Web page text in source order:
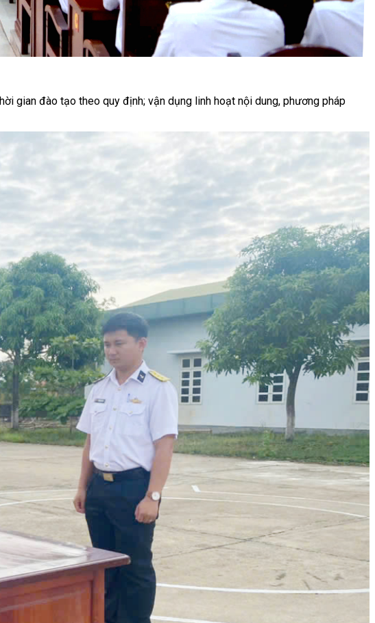
gian đào tạo theo quy định; vận dụng linh hoạt nội dung, phương pháp